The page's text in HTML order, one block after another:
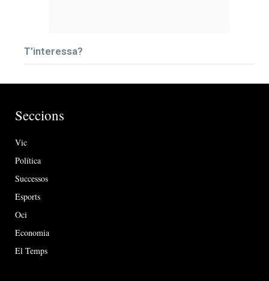
T’interessa?
Seccions
Vic
Política
Successos
Esports
Oci
Economia
El Temps